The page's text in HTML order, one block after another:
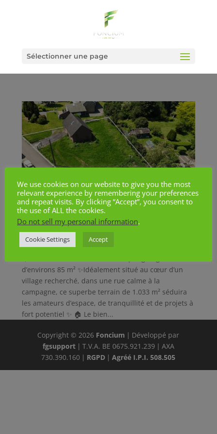
Sélectionner une page
Terrain à vendre à Héron
par|Juin 1, 2026
d’environs 85 m² ✨Idéalement situé au cœur d’un
village recherché, dans une rue calme à la
campagne, ce superbe terrain de 1.033 m² séduira
les amateurs d’espace, de tranquillité et de projets à
fort potentiel ✨ 🏠 Le bien...
Copyright © 2026 Foncium | Développé par
fgsupport | T.V.A. BE 0675.921.239 | AXA
730.390.160 | RGPD | Agréé I.P.I. 508.505
We use cookies on our website to give you the most
relevant experience by remembering your preferences
and repeat visits. By clicking “Accept”, you consent to
the use of ALL the cookies.
Do not sell my personal information.
Cookie Settings Accept